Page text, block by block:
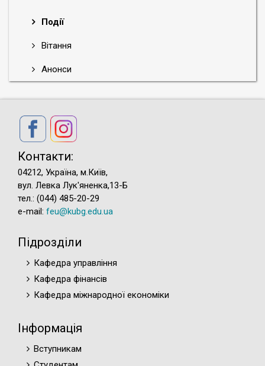
Події
Вітання
Анонси
Контакти:
04212, Україна, м.Київ,
вул. Левка Лук'яненка,13-Б
тел.: (044) 485-20-29
e-mail: feu@kubg.edu.ua
Підрозділи
Кафедра управління
Кафедра фінансів
Кафедра міжнародної економіки
Інформація
Вступникам